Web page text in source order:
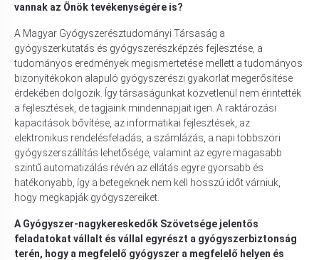
vannak az Önök tevékenységére is?
A Magyar Gyógyszerésztudományi Társaság a
gyógyszerkutatás és gyógyszerészképzés fejlesztése, a
tudományos eredmények megismertetése mellett a tudományos
bizonyítékokon alapuló gyógyszerészi gyakorlat megerősítése
érdekében dolgozik. Így társaságunkat közvetlenül nem érintették
a fejlesztések, de tagjaink mindennapjait igen. A raktározási
kapacitások bővítése, az informatikai fejlesztések, az
elektronikus rendelésfeladás, a számlázás, a napi többszöri
gyógyszerszállítás lehetősége, valamint az egyre magasabb
szintű automatizálás révén az ellátás egyre gyorsabb és
hatékonyabb, így a betegeknek nem kell hosszú időt várniuk,
hogy megkapják gyógyszereiket.
A Gyógyszer-nagykereskedők Szövetsége jelentős
feladatokat vállalt és vállal egyrészt a gyógyszerbiztonság
terén, hogy a megfelelő gyógyszer a megfelelő helyen és